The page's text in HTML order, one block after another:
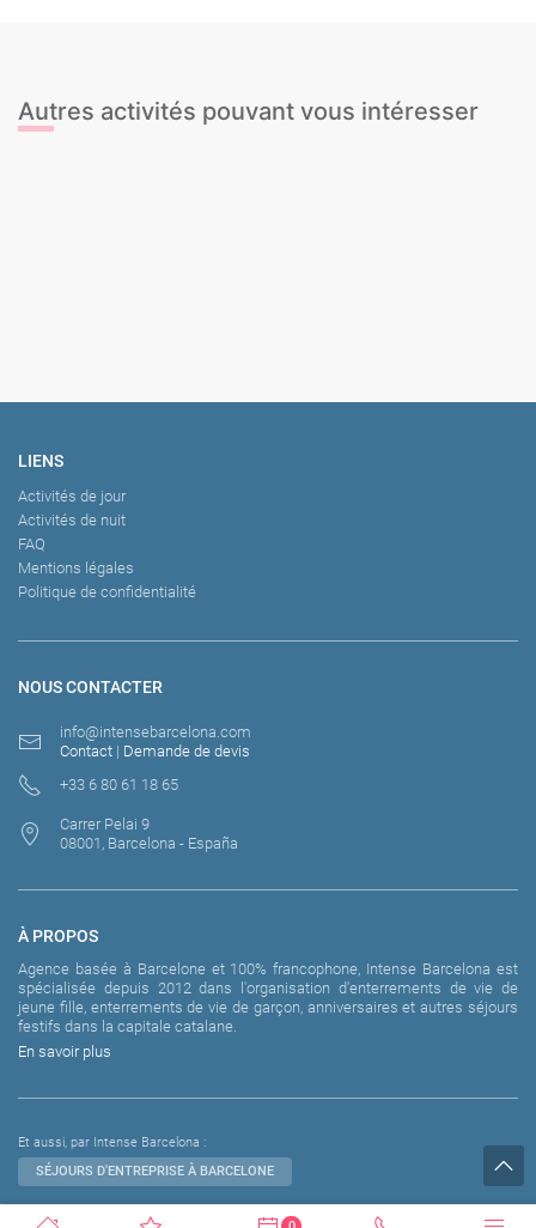
Autres activités pouvant vous intéresser
NOUS CONTACTER
info@intensebarcelona.com
Contact | Demande de devis
+33 6 80 61 18 65
Carrer Pelai 9
08001, Barcelona - España
LIENS
Activités de jour
Activités de nuit
FAQ
Mentions légales
Politique de confidentialité
À PROPOS
Agence basée à Barcelone et 100% francophone, Intense Barcelona est
spécialisée depuis 2012 dans l'organisation d'enterrements de vie de
jeune fille, enterrements de vie de garçon, anniversaires et autres séjours
festifs dans la capitale catalane.
En savoir plus
Et aussi, par Intense Barcelona :
SÉJOURS D'ENTREPRISE À BARCELONE